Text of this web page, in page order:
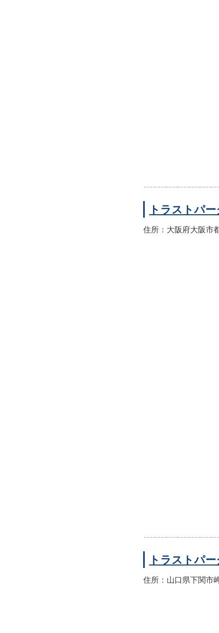
トラストパ
住所：大阪府大阪市
トラストパ
住所：山口県下関市